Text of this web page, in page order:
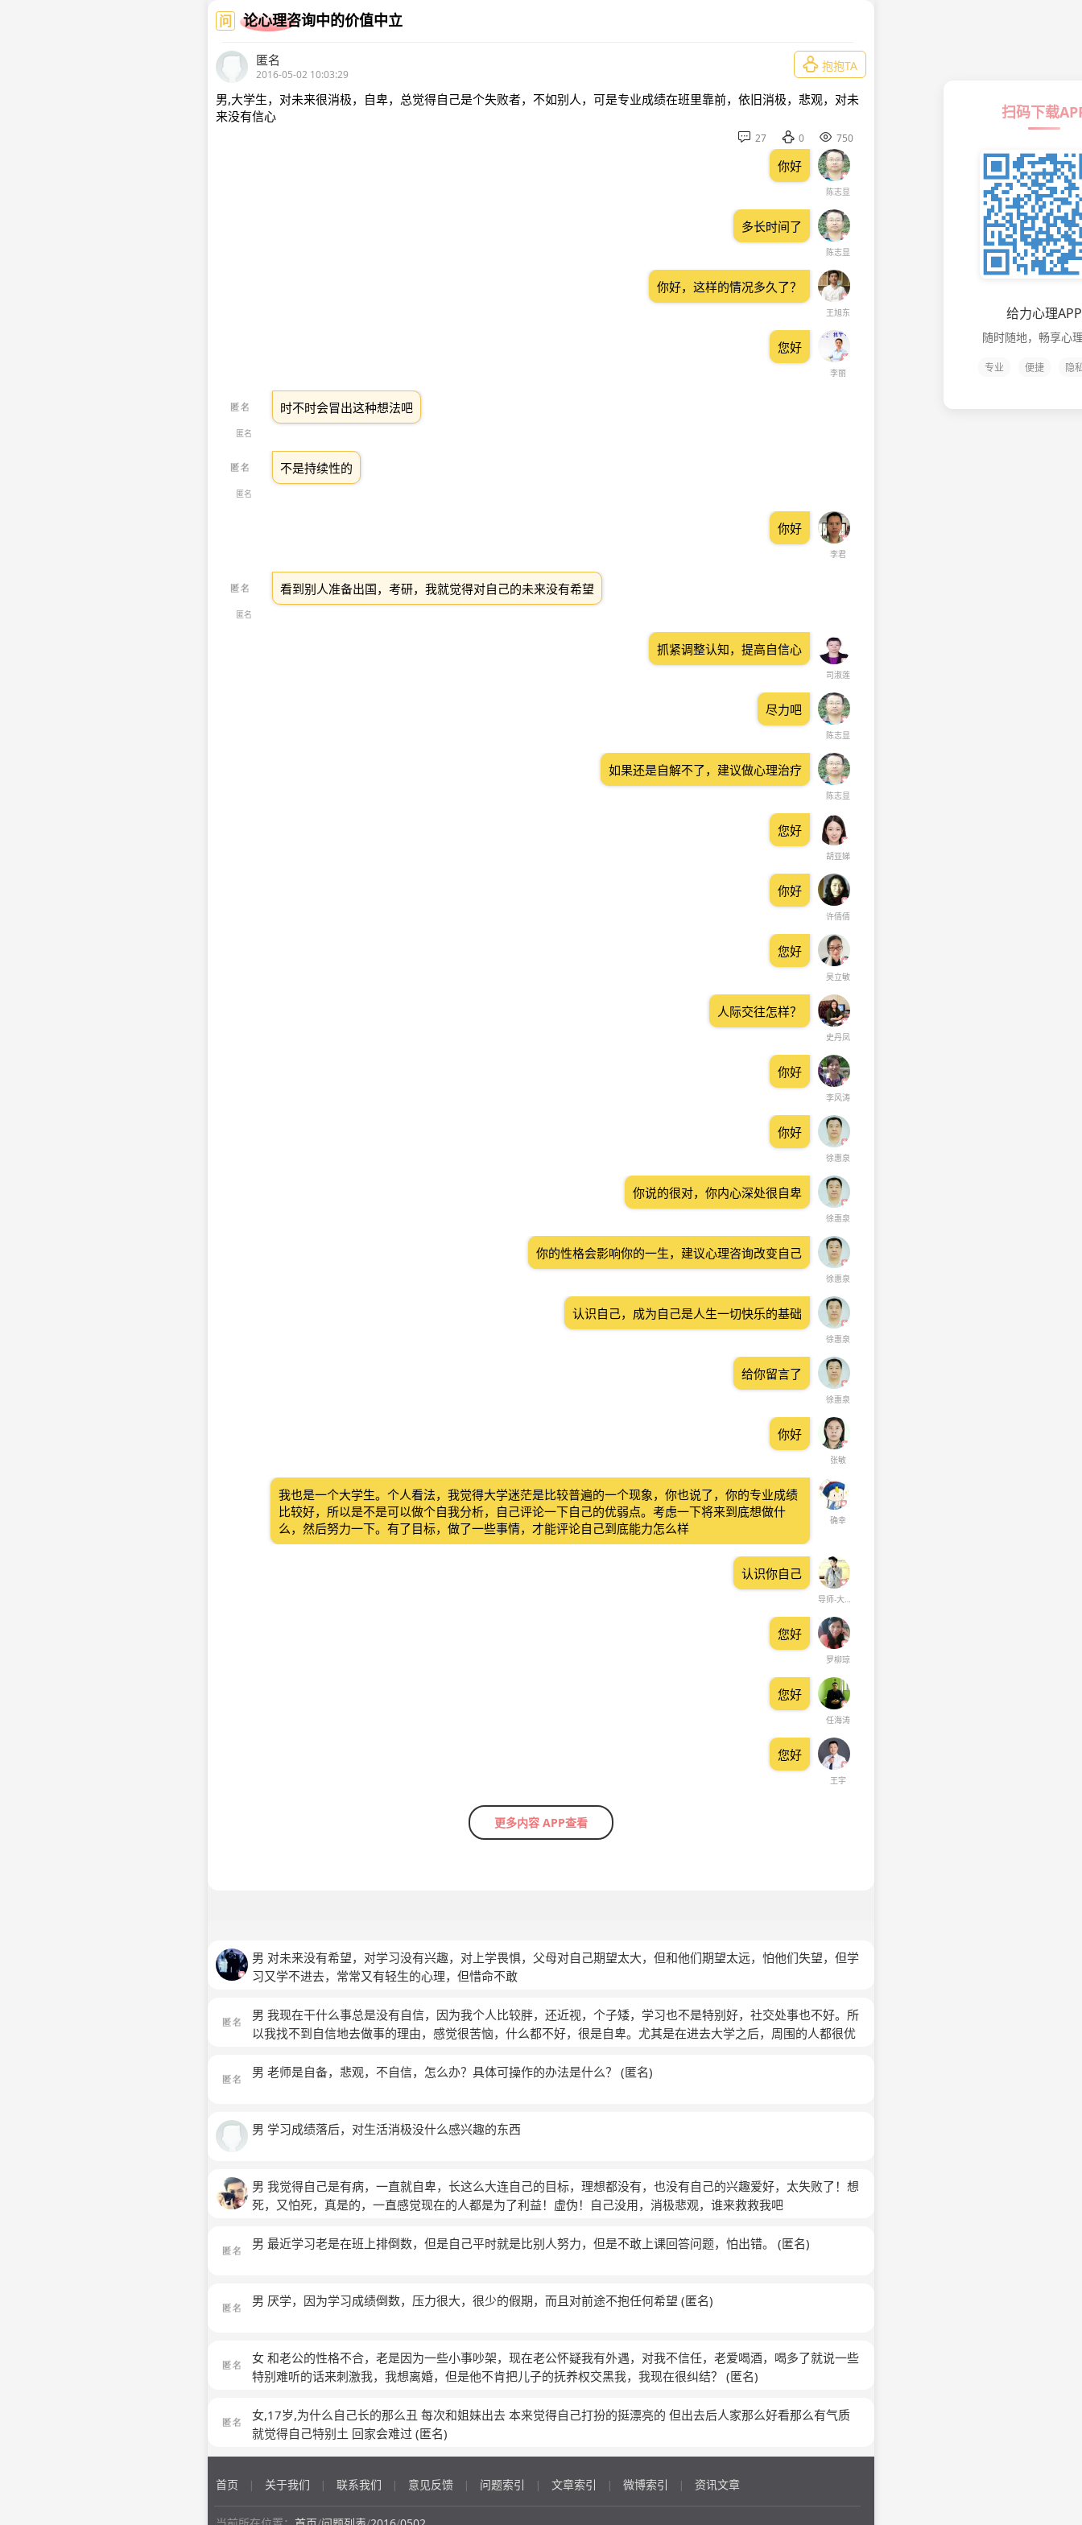
问 论心理咨询中的价值中立
匿名
2016-05-02 10:03:29
 抱抱TA
男,大学生，对未来很消极，自卑，总觉得自己是个失败者，不如别人，可是专业成绩在班里靠前，依旧消极，悲观，对未
来没有信心
 27  0  750
陈志显
你好
陈志显
多长时间了
王旭东
你好，这样的情况多久了？
李丽
您好
匿名
时不时会冒出这种想法吧
匿名
不是持续性的
李君
你好
匿名
看到别人准备出国，考研，我就觉得对自己的未来没有希望
司淑莲
抓紧调整认知，提高自信心
陈志显
尽力吧
陈志显
如果还是自解不了，建议做心理治疗
胡亚娣
您好
许倩倩
你好
吴立敏
您好
史丹凤
人际交往怎样？
李风涛
你好
徐惠泉
你好
徐惠泉
你说的很对，你内心深处很自卑
徐惠泉
你的性格会影响你的一生，建议心理咨询改变自己
徐惠泉
认识自己，成为自己是人生一切快乐的基础
徐惠泉
给你留言了
张敏
你好
确幸
我也是一个大学生。个人看法，我觉得大学迷茫是比较普遍的一个现象，你也说了，你的专业成绩
比较好，所以是不是可以做个自我分析，自己评论一下自己的优弱点。考虑一下将来到底想做什
么，然后努力一下。有了目标，做了一些事情，才能评论自己到底能力怎么样
导师-大嘴猴
认识你自己
罗柳琼
您好
任海涛
您好
王宇
您好
更多内容 APP查看
男 对未来没有希望，对学习没有兴趣，对上学畏惧，父母对自己期望太大，但和他们期望太远，怕他们失望，但学
习又学不进去，常常又有轻生的心理，但惜命不敢
男 我现在干什么事总是没有自信，因为我个人比较胖，还近视，个子矮，学习也不是特别好，社交处事也不好。所
以我找不到自信地去做事的理由，感觉很苦恼，什么都不好，很是自卑。尤其是在进去大学之后，周围的人都很优
男 老师是自备，悲观，不自信，怎么办？具体可操作的办法是什么？ (匿名)
男 学习成绩落后，对生活消极没什么感兴趣的东西
男 我觉得自己是有病，一直就自卑，长这么大连自己的目标，理想都没有，也没有自己的兴趣爱好，太失败了！想
死，又怕死，真是的，一直感觉现在的人都是为了利益！虚伪！自己没用，消极悲观，谁来救救我吧
男 最近学习老是在班上排倒数，但是自己平时就是比别人努力，但是不敢上课回答问题，怕出错。 (匿名)
男 厌学，因为学习成绩倒数，压力很大，很少的假期，而且对前途不抱任何希望 (匿名)
女 和老公的性格不合，老是因为一些小事吵架，现在老公怀疑我有外遇，对我不信任，老爱喝酒，喝多了就说一些
特别难听的话来刺激我，我想离婚，但是他不肯把儿子的抚养权交黑我，我现在很纠结？ (匿名)
女,17岁,为什么自己长的那么丑 每次和姐妹出去 本来觉得自己打扮的挺漂亮的 但出去后人家那么好看那么有气质
就觉得自己特别土 回家会难过 (匿名)
首页 | 关于我们 | 联系我们 | 意见反馈 | 问题索引 | 文章索引 | 微博索引 | 资讯文章
扫码下载
给力心理APP
随时随地，畅享心
专业 便捷 隐